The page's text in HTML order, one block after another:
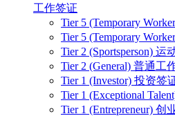
工作签证
Tier 5 (Temporary
Tier 5 (Temporary
Tier 2 (Sportsperson) 运
Tier 2 (General) 普通工
Tier 1 (Investor) 投资签
Tier 1 (Exceptional
Tier 1 (Entrepreneur) 创